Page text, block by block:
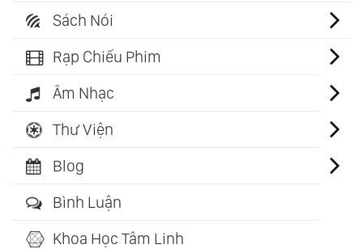
Sách Nói
Rạp Chiếu Phim
Âm Nhạc
Thư Viện
Blog
Bình Luận
Khoa Học Tâm Linh